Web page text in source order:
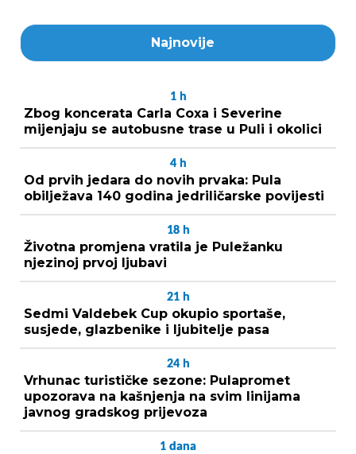
Najnovije
1 h
Zbog koncerata Carla Coxa i Severine
mijenjaju se autobusne trase u Puli i okolici
4 h
Od prvih jedara do novih prvaka: Pula
obilježava 140 godina jedriličarske povijesti
18 h
Životna promjena vratila je Puležanku
njezinoj prvoj ljubavi
21 h
Sedmi Valdebek Cup okupio sportaše,
susjede, glazbenike i ljubitelje pasa
24 h
Vrhunac turističke sezone: Pulapromet
upozorava na kašnjenja na svim linijama
javnog gradskog prijevoza
1 dana